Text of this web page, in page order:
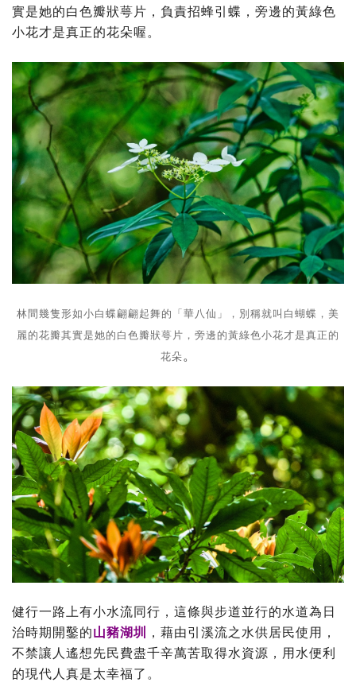
實是她的白色瓣狀萼片，負責招蜂引蝶，旁邊的黃綠色
小花才是真正的花朵喔。
林間幾隻形如小白蝶翩翩起舞的「華八仙」，別稱就叫白蝴蝶，美
麗的花瓣其實是她的白色瓣狀萼片，旁邊的黃綠色小花才是真正的
花朵。
健行一路上有小水流同行，這條與步道並行的水道為日
治時期開鑿的山豬湖圳
，藉由引溪流之水供居民使用，
不禁讓人遙想先民費盡千辛萬苦取得水資源，用水便利
的現代人真是太幸福了。